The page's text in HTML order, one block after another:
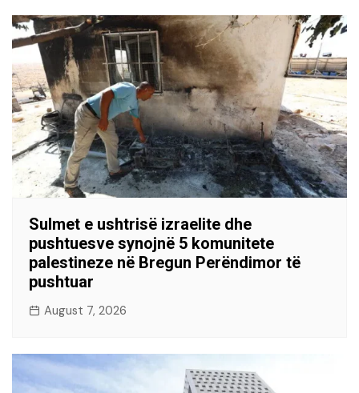
Sulmet e ushtrisë izraelite dhe
pushtuesve synojnë 5 komunitete
palestineze në Bregun Perëndimor të
pushtuar
August 7, 2026